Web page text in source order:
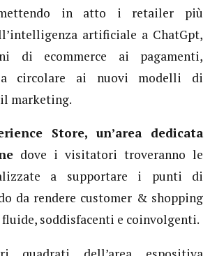
in atto i retailer più
artificiale a ChatGpt,
di ecommerce ai pagamenti,
circolare ai nuovi modelli di
marketing.
Store, un’area dedicata
dove i visitatori troveranno le
a supportare i punti di
da rendere customer & shopping
soddisfacenti e coinvolgenti.